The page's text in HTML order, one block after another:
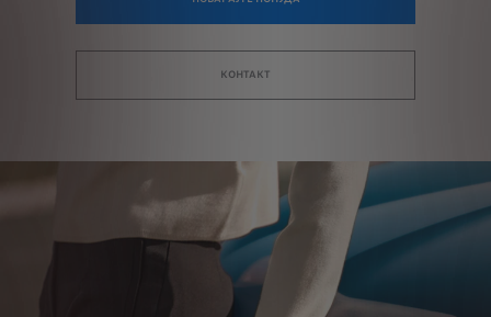
КОНТАКТ